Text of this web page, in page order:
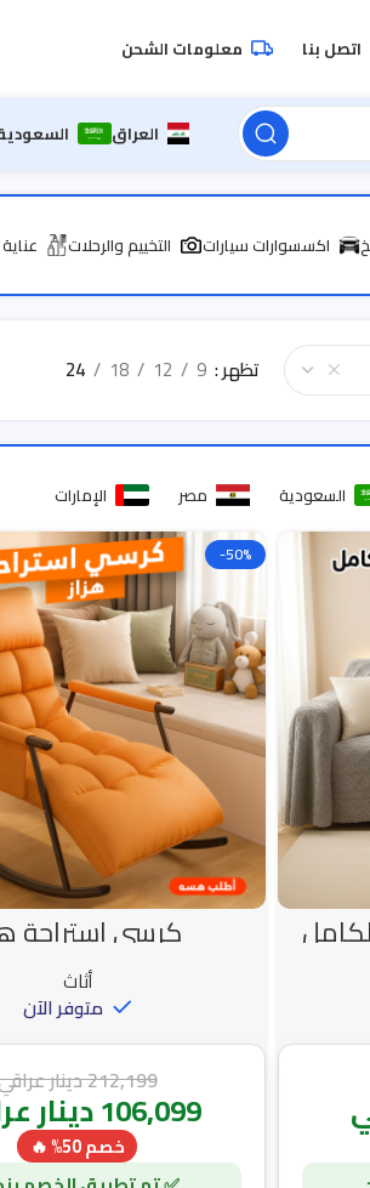
اتصل بنا معلومات الشحن
العراق
اكسسوارات سيارات التخييم والرحلات
تظهر 9
12
18
24
السعودية مصر الإمارات
-50%
كرسي استراحة
أثاث
متوفر الآن
212,199دينار
106,099دينار
خصم 50% 🔥